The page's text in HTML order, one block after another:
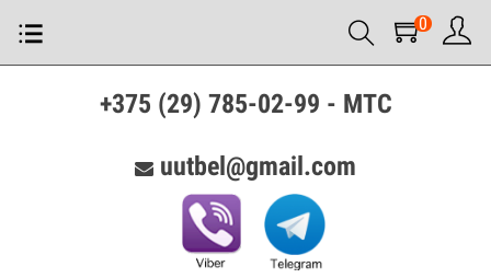
0
+375 (29) 785-02-99 - МТС
uutbel@gmail.com